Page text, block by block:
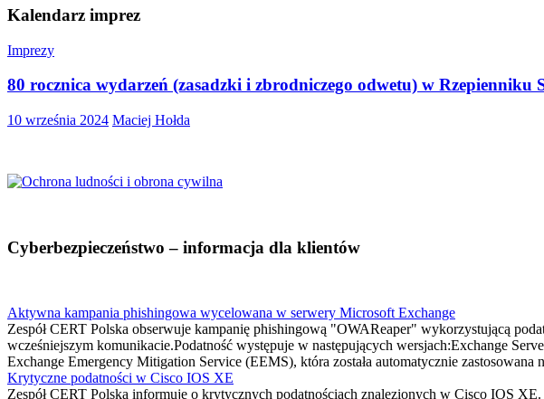
Kalendarz imprez
Imprezy
80 rocznica wydarzeń (zasadzki i zbrodniczego odwetu) w Rzepienniku
10 września 2024 Maciej Hołda
Cyberbezpieczeństwo – informacja dla klientów
Aktywna kampania phishingowa wycelowana w serwery Microsoft Exchange
Zespół CERT Polska obserwuje kampanię phishingową "OWAReaper" wykorzystującą
wcześniejszym komunikacie.Podatność występuje w następujących wersjach:Exchange
Exchange Emergency Mitigation Service (EEMS), która została automatycznie
Krytyczne podatności w Cisco IOS XE
Zespół CERT Polska informuje o krytycznych podatnościach znalezionych w Cisco IOS